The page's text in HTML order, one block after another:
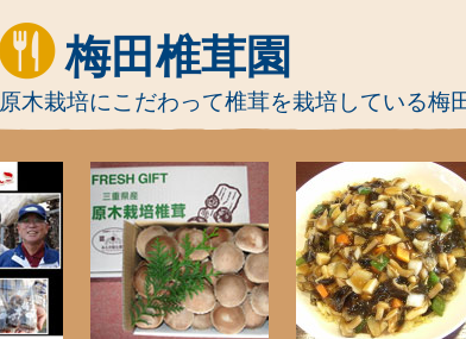
梅田椎茸園
原木栽培にこだわって椎茸を栽培している梅